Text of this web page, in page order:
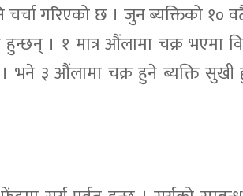
चर्चा गरिएको छ । जुन ब्यक्तिको १०
। १ मात्र औंलामा चक्र भएमा
भने ३ औंलामा चक्र हुने ब्यक्ति सुखी